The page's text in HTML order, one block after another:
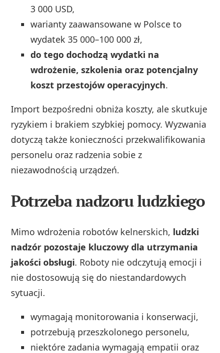
3 000 USD,
warianty zaawansowane w Polsce to
wydatek 35 000–100 000 zł,
do tego dochodzą wydatki na
wdrożenie, szkolenia oraz potencjalny
koszt przestojów operacyjnych.
Import bezpośredni obniża koszty, ale skutkuje
ryzykiem i brakiem szybkiej pomocy. Wyzwania
dotyczą także konieczności przekwalifikowania
personelu oraz radzenia sobie z
niezawodnością urządzeń.
Potrzeba nadzoru ludzkiego
Mimo wdrożenia robotów kelnerskich, ludzki
nadzór pozostaje kluczowy dla utrzymania
jakości obsługi. Roboty nie odczytują emocji i
nie dostosowują się do niestandardowych
sytuacji.
wymagają monitorowania i konserwacji,
potrzebują przeszkolonego personelu,
niektóre zadania wymagają empatii oraz